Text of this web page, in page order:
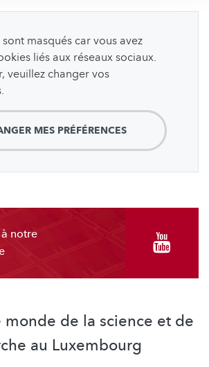
masqués car vous avez
liés aux réseaux sociaux.
veuillez changer vos
MES PRÉFÉRENCES
notre
monde de la science et de
au Luxembourg